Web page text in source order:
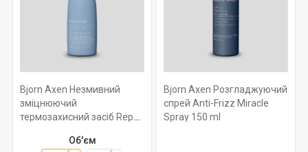
Bjorn Axen Незмивний
зміцнюючий
термозахисний засіб Repair
Об'єм
Bjorn Axen Розгладжуючий
спрей Anti-Frizz Miracle
Spray 150 ml